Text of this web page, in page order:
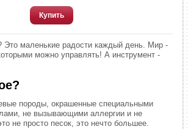
Купить
Это маленькие радости каждый день. Мир -
можно управлять! А инструмент -
породы, окрашенные специальными
не вызывающими аллергии и не
не просто песок, это нечто большее.